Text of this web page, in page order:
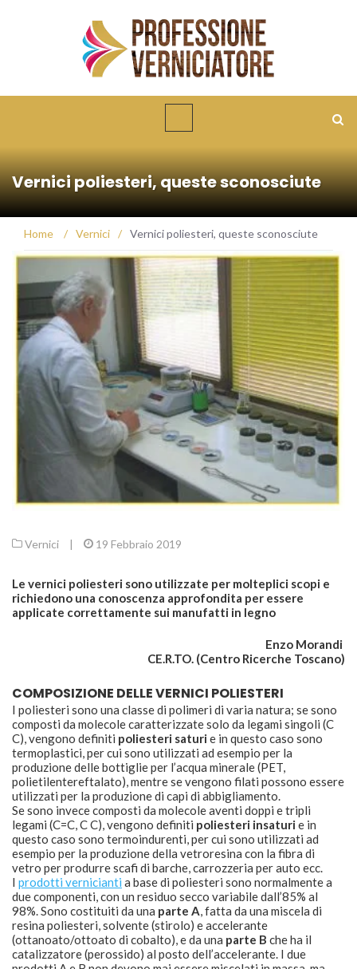
Vernici poliesteri, queste sconosciute
Home / Vernici / Vernici poliesteri, queste sconosciute
Vernici | 19 Febbraio 2019
Le vernici poliesteri sono utilizzate per molteplici scopi e
richiedono una conoscenza approfondita per essere
applicate correttamente sui manufatti in legno
Enzo Morandi
CE.R.TO. (Centro Ricerche Toscano)
COMPOSIZIONE DELLE VERNICI POLIESTERI
I poliesteri sono una classe di polimeri di varia natura; se sono
composti da molecole caratterizzate solo da legami singoli (C
C), vengono definiti poliesteri saturi e in questo caso sono
termoplastici, per cui sono utilizzati ad esempio per la
produzione delle bottiglie per l’acqua minerale (PET,
polietilentereftalato), mentre se vengono filati possono essere
utilizzati per la produzione di capi di abbigliamento.
Se sono invece composti da molecole aventi doppi e tripli
legami (C=C, C C), vengono definiti poliesteri insaturi e in
questo caso sono termoindurenti, per cui sono utilizzati ad
esempio per la produzione della vetroresina con la fibra di
vetro per produrre scafi di barche, carrozzeria per auto ecc.
I prodotti vernicianti a base di poliesteri sono normalmente a
due componenti, con un residuo secco variabile dall’85% al
98%. Sono costituiti da una parte A, fatta da una miscela di
resina poliesteri, solvente (stirolo) e accelerante
(ottanoato/ottoato di cobalto), e da una parte B che ha il
catalizzatore (perossido) al posto dell’accelerante. I due